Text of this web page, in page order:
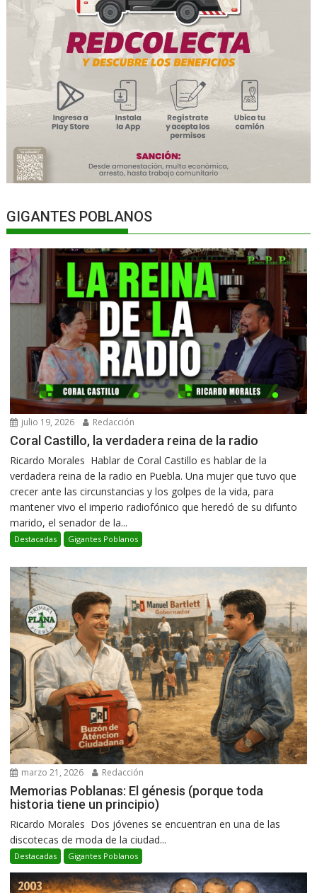
GIGANTES POBLANOS
julio 19, 2026 Redacción
Coral Castillo, la verdadera reina de la radio
Ricardo Morales Hablar de Coral Castillo es hablar de la
verdadera reina de la radio en Puebla. Una mujer que tuvo que
crecer ante las circunstancias y los golpes de la vida, para
mantener vivo el imperio radiofónico que heredó de su difunto
marido, el senador de la...
Destacadas Gigantes Poblanos
marzo 21, 2026 Redacción
Memorias Poblanas: El génesis (porque toda
historia tiene un principio)
Ricardo Morales Dos jóvenes se encuentran en una de las
discotecas de moda de la ciudad...
Destacadas Gigantes Poblanos